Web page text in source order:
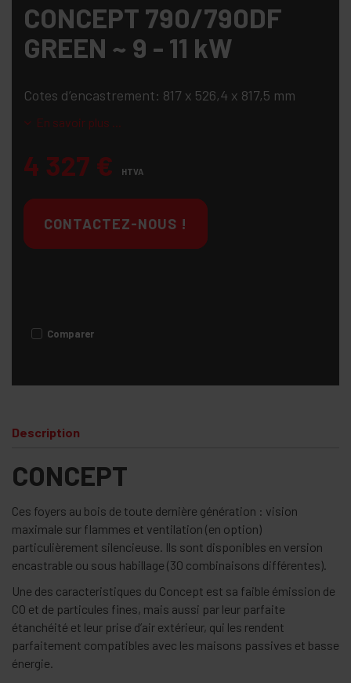
CONCEPT 790/790DF
GREEN ~ 9 - 11 kW
Cotes d’encastrement: 817 x 526,4 x 817,5 mm
En savoir plus ...
4 327 € HTVA
CONTACTEZ-NOUS !
Comparer
Description
CONCEPT
Ces foyers au bois de toute dernière génération : vision
maximale sur flammes et ventilation (en option)
particulièrement silencieuse. Ils sont disponibles en version
encastrable ou sous habillage (30 combinaisons différentes).
Une des caracteristiques du Concept est sa faible émission de
CO et de particules fines, mais aussi par leur parfaite
étanchéité et leur prise d’air extérieur, qui les rendent
parfaitement compatibles avec les maisons passives et basse
énergie.